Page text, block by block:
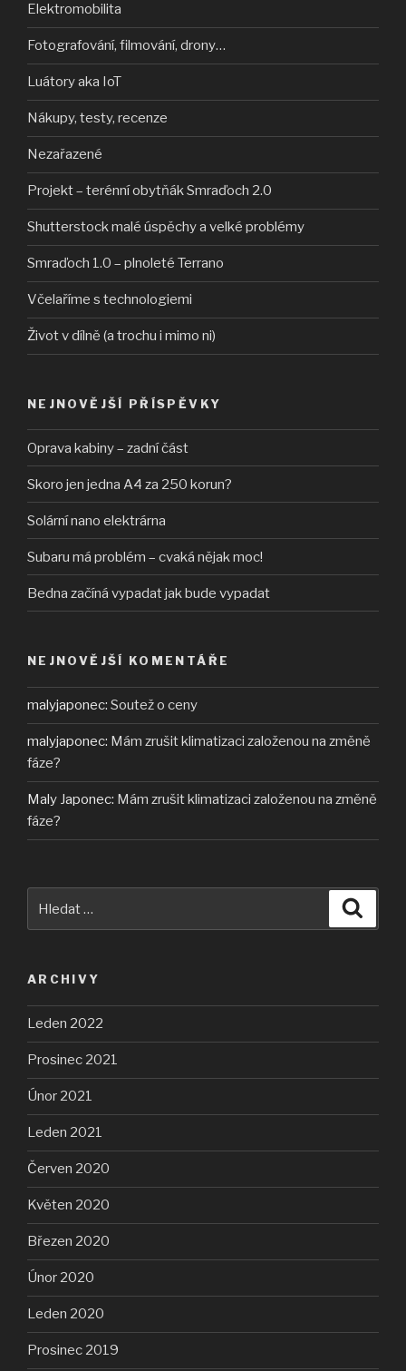
Elektromobilita
Fotografování, filmování, drony…
Luátory aka IoT
Nákupy, testy, recenze
Nezařazené
Projekt – terénní obytňák Smraďoch 2.0
Shutterstock malé úspěchy a velké problémy
Smraďoch 1.0 – plnoleté Terrano
Včelaříme s technologiemi
Život v dílně (a trochu i mimo ni)
NEJNOVĚJŠÍ PŘÍSPĚVKY
Oprava kabiny – zadní část
Skoro jen jedna A4 za 250 korun?
Solární nano elektrárna
Subaru má problém – cvaká nějak moc!
Bedna začíná vypadat jak bude vypadat
NEJNOVĚJŠÍ KOMENTÁŘE
malyjaponec: Soutež o ceny
malyjaponec: Mám zrušit klimatizaci založenou na změně
fáze?
Maly Japonec: Mám zrušit klimatizaci založenou na změně
fáze?
ARCHIVY
Leden 2022
Prosinec 2021
Únor 2021
Leden 2021
Červen 2020
Květen 2020
Březen 2020
Únor 2020
Leden 2020
Prosinec 2019